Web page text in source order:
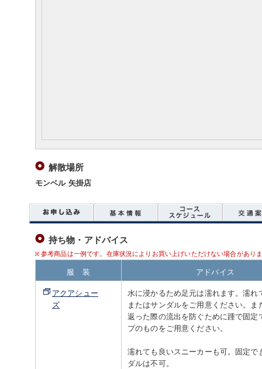
解散場所
モンベル 矢掛店
持ち物・アドバイス
参考商品は一例です。在庫状況によりお買い上げいただけない場合があり
服 装
アドバイス
アクアシュー
ズ
水に浸かるため足元は濡れます。濡れ
またはサンダルをご用意ください。ま
返った際の流出を防ぐために踵で固定
プのものをご用意ください。
濡れても良いスニーカーも可。固定で
ダルは不可。